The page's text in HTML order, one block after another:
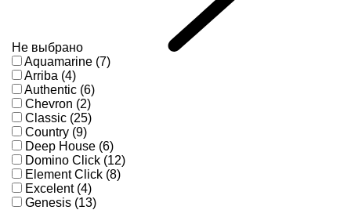
Не выбрано
Aquamarine (7)
Arriba (4)
Authentic (6)
Chevron (2)
Classic (25)
Country (9)
Deep House (6)
Domino Click (12)
Element Click (8)
Excelent (4)
Genesis (13)